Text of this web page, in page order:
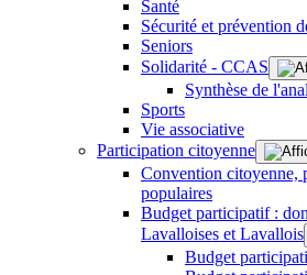
Santé
Sécurité et prévention
Seniors
Solidarité - CCAS
Synthèse de
Sports
Vie associative
Participation citoyenne
Convention citoyenne,
populaires
Budget participatif :
Lavalloises et Lavallois
Budget